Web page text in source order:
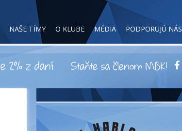
NAŠE TÍMY O KLUBE MÉDIA PODPORUJÚ NÁS